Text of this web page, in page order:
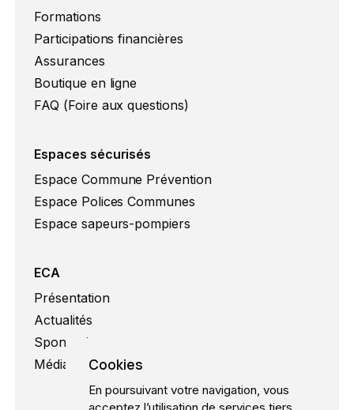
Formations
Participations financières
Assurances
Boutique en ligne
FAQ (Foire aux questions)
Espaces sécurisés
Espace Commune Prévention
Espace Polices Communes
Espace sapeurs-pompiers
ECA
Présentation
Actualités
Sponsoring
Médias
Cookies
En poursuivant votre navigation, vous